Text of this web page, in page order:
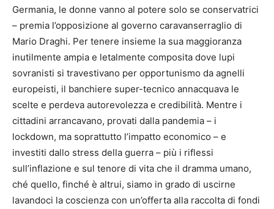
Germania, le donne vanno al potere solo se conservatrici
– premia l’opposizione al governo caravanserraglio di
Mario Draghi. Per tenere insieme la sua maggioranza
inutilmente ampia e letalmente composita dove lupi
sovranisti si travestivano per opportunismo da agnelli
europeisti, il banchiere super-tecnico annacquava le
scelte e perdeva autorevolezza e credibilità. Mentre i
cittadini arrancavano, provati dalla pandemia – i
lockdown, ma soprattutto l’impatto economico – e
investiti dallo stress della guerra – più i riflessi
sull’inflazione e sul tenore di vita che il dramma umano,
ché quello, finché è altrui, siamo in grado di uscirne
lavandoci la coscienza con un’offerta alla raccolta di fondi